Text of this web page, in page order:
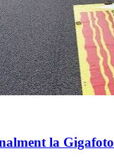
la Gigafoto